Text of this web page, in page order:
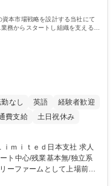
本市場戦略を設計する当社にて
務からスタートし組織を支える専
なし 英語
経験者歓迎
費支給 土日祝休み
ｉｔｅｄ日本支社 求人
ト中心/残業基本無/独立系
をお任せします。基礎的な